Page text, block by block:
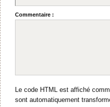
Commentaire :
Le code HTML est affiché
sont automatiquement